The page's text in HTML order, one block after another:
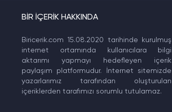
BİR İÇERİK HAKKINDA
Biricerik.com 15.08.2020 tarihinde kurulmuş
internet ortamında kullanıcılara bilgi
aktarımı yapmayı hedefleyen içerik
paylaşım platformudur. İnternet sitemizde
yazarlarımız tarafından oluşturulan
içeriklerden tarafımızı sorumlu tutulamaz.